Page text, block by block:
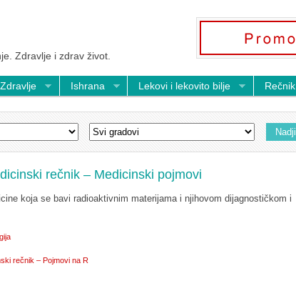
Zdravlje i zdrav život.
Zdravlje Ishrana Lekovi i lekovito bilje Rečnik
rečnik – Medicinski pojmovi
koja se bavi radioaktivnim materijama i njihovom dijagnostičkom i
rečnik – Pojmovi na R